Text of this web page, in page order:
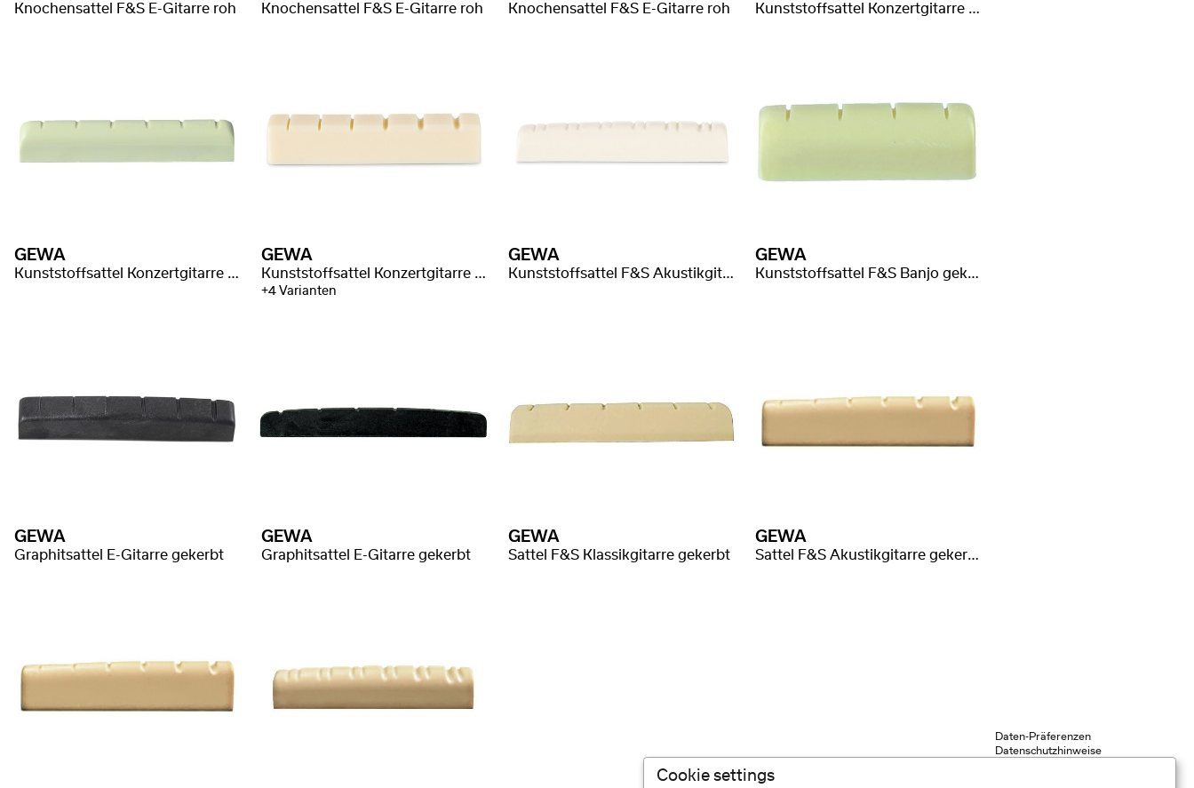
Knochensattel F&S E-Gitarre roh Knochensattel F&S E-Gitarre roh Knochensattel F&S E-Gitarre roh Kunststoffsattel Konzertgitarre gekerbt
GEWA
Kunststoffsattel Konzertgitarre gekerbt
GEWA
Kunststoffsattel Konzertgitarre gekerbt
+4 Varianten
GEWA
Kunststoffsattel F&S Akustikgitarre gekerbt
GEWA
Kunststoffsattel F&S Banjo gekerbt
GEWA
Graphitsattel E-Gitarre gekerbt
GEWA
Graphitsattel E-Gitarre gekerbt
GEWA
Sattel F&S Klassikgitarre gekerbt
GEWA
Sattel F&S Akustikgitarre gekerbt
Daten-Präferenzen
Datenschutzhinweise
Cookie settings